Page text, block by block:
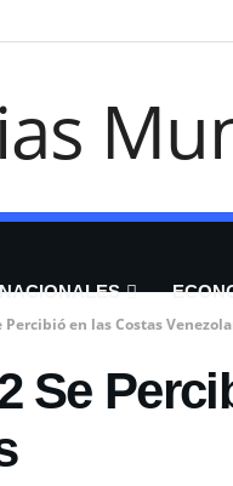
Percibió en las Costas
Se